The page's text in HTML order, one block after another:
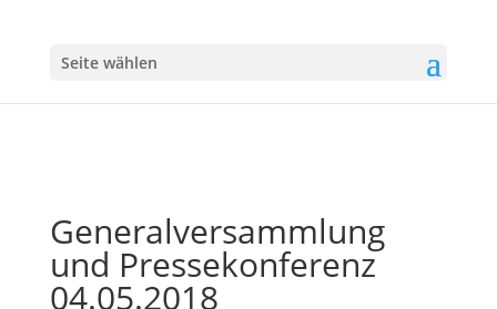
Seite wählen
Generalversammlung
und Pressekonferenz
04.05.2018